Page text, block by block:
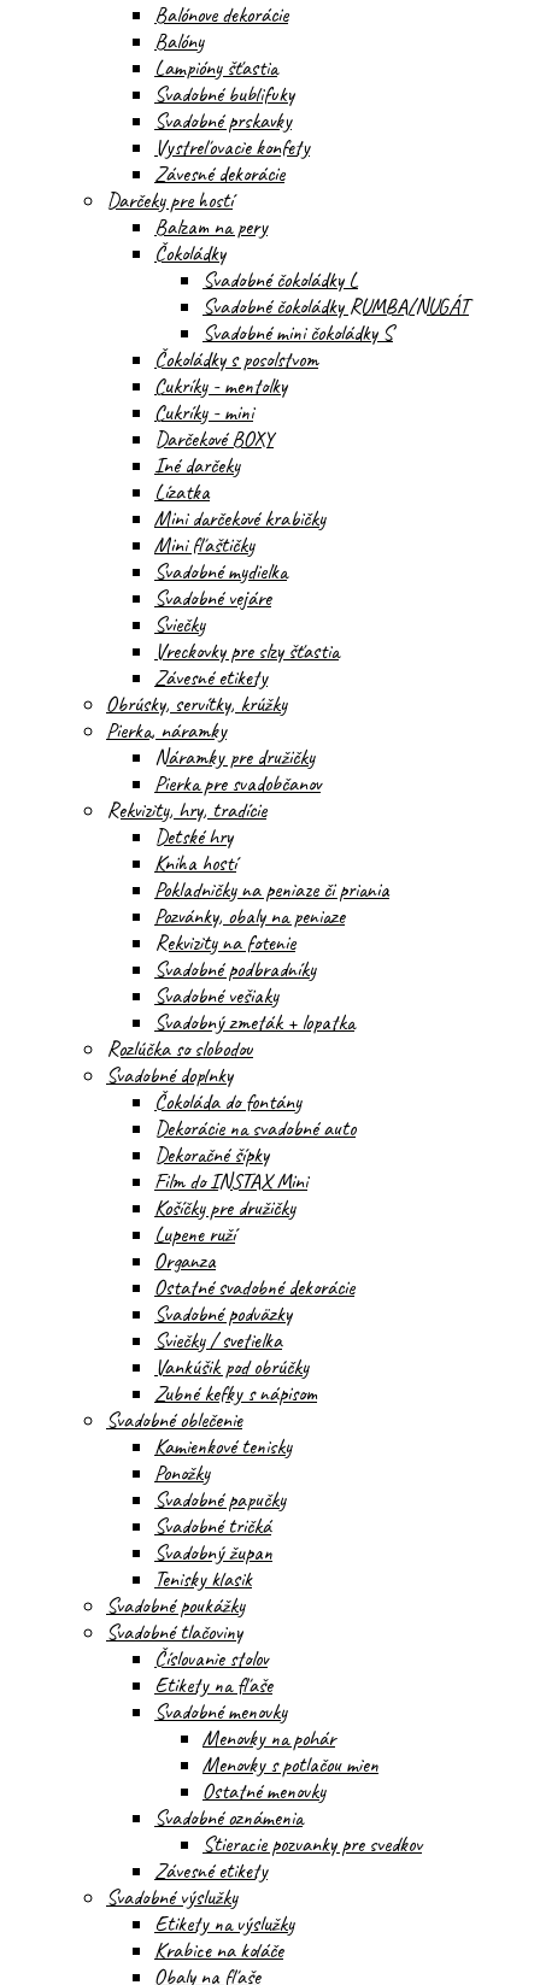
Balónove dekorácie
Balóny
Lampióny šťastia
Svadobné bublifuky
Svadobné prskavky
Vystreľovacie konfety
Závesné dekorácie
Darčeky pre hostí
Balzam na pery
Čokoládky
Svadobné čokoládky L
Svadobné čokoládky RUMBA/NUGÁT
Svadobné mini čokoládky S
Čokoládky s posolstvom
Cukríky - mentolky
Cukríky - mini
Darčekové BOXY
Iné darčeky
Lízatka
Mini darčekové krabičky
Mini fľaštičky
Svadobné mydielka
Svadobné vejáre
Sviečky
Vreckovky pre slzy šťastia
Závesné etikety
Obrúsky, servítky, krúžky
Pierka, náramky
Náramky pre družičky
Pierka pre svadobčanov
Rekvizity, hry, tradície
Detské hry
Kniha hostí
Pokladničky na peniaze či priania
Pozvánky, obaly na peniaze
Rekvizity na fotenie
Svadobné podbradníky
Svadobné vešiaky
Svadobný zmeták + lopatka
Rozlúčka so slobodou
Svadobné doplnky
Čokoláda do fontány
Dekorácie na svadobné auto
Dekoračné šípky
Film do INSTAX Mini
Košíčky pre družičky
Lupene ruží
Organza
Ostatné svadobné dekorácie
Svadobné podväzky
Sviečky / svetielka
Vankúšik pod obrúčky
Zubné kefky s nápisom
Svadobné oblečenie
Kamienkové tenisky
Ponožky
Svadobné papučky
Svadobné tričká
Svadobný župan
Tenisky klasik
Svadobné poukážky
Svadobné tlačoviny
Číslovanie stolov
Etikety na fľaše
Svadobné menovky
Menovky na pohár
Menovky s potlačou mien
Ostatné menovky
Svadobné oznámenia
Stieracie pozvanky pre svedkov
Závesné etikety
Svadobné výslužky
Etikety na výslužky
Krabice na koláče
Obaly na fľaše